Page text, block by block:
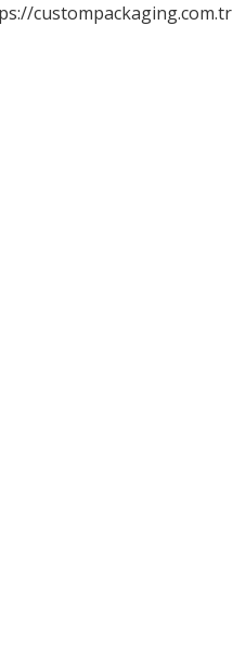
custompackaging.com.tr